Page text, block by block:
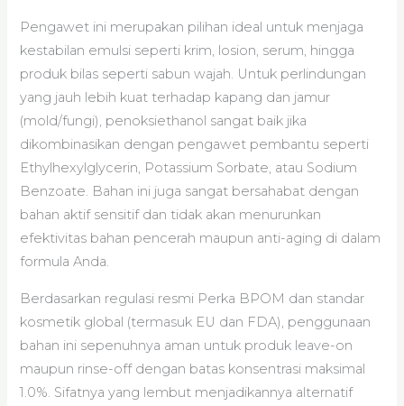
Pengawet ini merupakan pilihan ideal untuk menjaga
kestabilan emulsi seperti krim, losion, serum, hingga
produk bilas seperti sabun wajah. Untuk perlindungan
yang jauh lebih kuat terhadap kapang dan jamur
(mold/fungi), penoksiethanol sangat baik jika
dikombinasikan dengan pengawet pembantu seperti
Ethylhexylglycerin, Potassium Sorbate, atau Sodium
Benzoate. Bahan ini juga sangat bersahabat dengan
bahan aktif sensitif dan tidak akan menurunkan
efektivitas bahan pencerah maupun anti-aging di dalam
formula Anda.
Berdasarkan regulasi resmi Perka BPOM dan standar
kosmetik global (termasuk EU dan FDA), penggunaan
bahan ini sepenuhnya aman untuk produk leave-on
maupun rinse-off dengan batas konsentrasi maksimal
1.0%. Sifatnya yang lembut menjadikannya alternatif